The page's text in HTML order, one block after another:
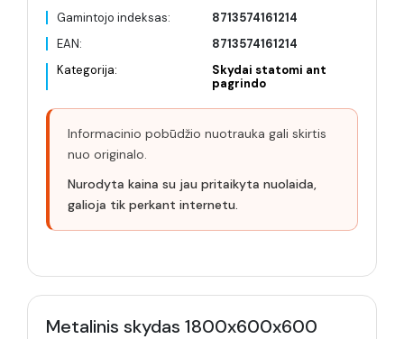
Gamintojo indeksas:
8713574161214
EAN:
8713574161214
Kategorija:
Skydai statomi ant
pagrindo
Informacinio pobūdžio nuotrauka gali skirtis
nuo originalo.
Nurodyta kaina su jau pritaikyta nuolaida,
galioja tik perkant internetu.
Metalinis skydas 1800x600x600